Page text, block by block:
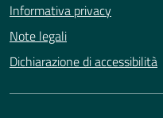
Informativa privacy
Note legali
Dichiarazione di accessibilità